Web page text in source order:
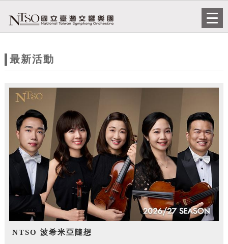
站
題
最新活動
NTSO 波希米亞隨想